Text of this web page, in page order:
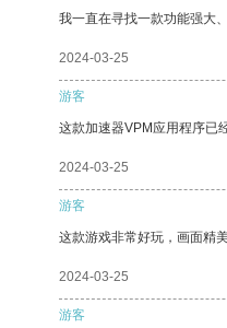
我一直在寻找一款功能强大
2024-03-25
游客
这款加速器VPM应用程序已
2024-03-25
游客
这款游戏非常好玩，画面精
2024-03-25
游客